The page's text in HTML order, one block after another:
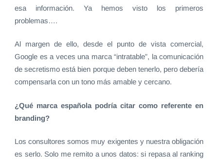
esa información. Ya hemos visto los primeros
problemas….
Al margen de ello, desde el punto de vista comercial,
Google es a veces una marca “intratable”, la comunicación
de secretismo está bien porque deben tenerlo, pero debería
compensarla con un tono más amable y cercano.
¿Qué marca española podría citar como referente en
branding?
Los consultores somos muy exigentes y nuestra obligación
es serlo. Solo me remito a unos datos: si repasa al ranking